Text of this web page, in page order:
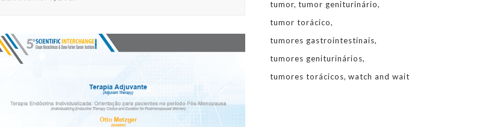
tumor tumor geniturinário
tumor torácico
tumores gastrointestinais
tumores geniturinários
tumores torácicos watch and wait